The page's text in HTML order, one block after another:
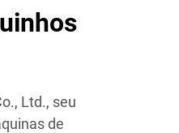
Ltd., seu
de